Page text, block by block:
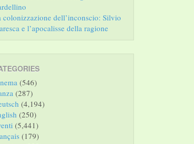
colonizzazione dell’inconscio: Silvio
e l’apocalisse della ragione
(546)
(287)
(4,194)
(250)
(5,441)
(179)